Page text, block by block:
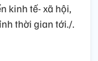
kinh tế- xã hội,
thời gian tới./.